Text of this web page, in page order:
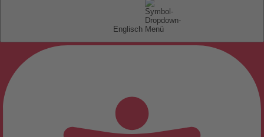
Englisch